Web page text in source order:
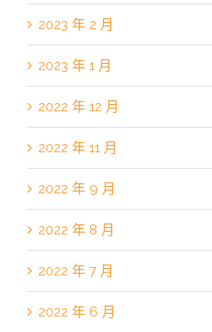
2023 年 2 月
2023 年 1 月
2022 年 12 月
2022 年 11 月
2022 年 9 月
2022 年 8 月
2022 年 7 月
2022 年 6 月